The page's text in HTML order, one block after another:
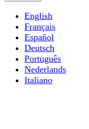
English
Français
Español
Deutsch
Português
Nederlands
Italiano